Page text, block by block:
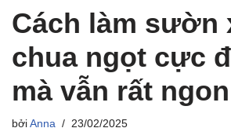
Cách làm sườn
chua ngọt cực
mà vẫn rất
bởi Anna 23/02/2025